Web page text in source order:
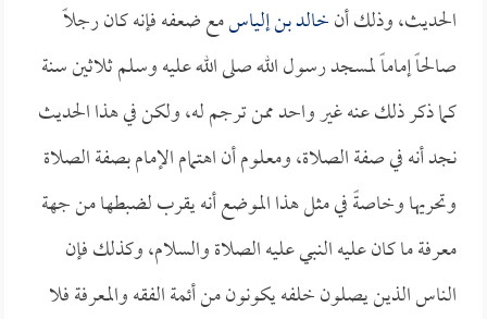
الحديث، وذلك أنخالد بن إلياسمع ضعفه فإنه كان رجلاً
صالحاً إماماً لمسجد رسول الله صلى الله عليه وسلم ثلاثين سنة
كما ذكر ذلك عنه غير واحد ممن ترجم له، ولكن في هذا الحديث
نجد أنه في صفة الصلاة، ومعلوم أن اهتمام الإمام بصفة الصلاة
وتحريها وخاصةً في مثل هذا الموضع أنه يقرب لضبطها من جهة
معرفة ما كان عليه النبي عليه الصلاة والسلام، وكذلك فإن
الناس الذين يصلون خلفه يكونون من أئمة الفقه والمعرفة فلا